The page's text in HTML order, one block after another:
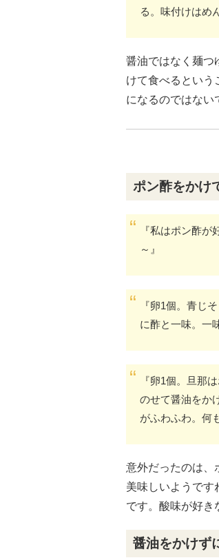
る。味付けはめ
醤油ではなく麺つ
けて食べるという
になるのではない
ポン酢をかけ
『私はポン酢
～』
『卵1個。青じ
に酢と一味。一
『卵1個。旦那
のせて醤油をか
がふわふわ。何
意外だったのは、
美味しいようです
です。酸味が好き
醤油をかけず